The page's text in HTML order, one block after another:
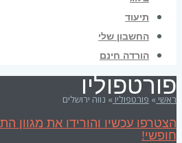
תיעוד
החשבון שלי
הורדה חינם
פורטפוליו
ראשי » פורטפוליו » נווה ירושלים
הצטרפו עכשיו והורידו את מגוון
חופשי!